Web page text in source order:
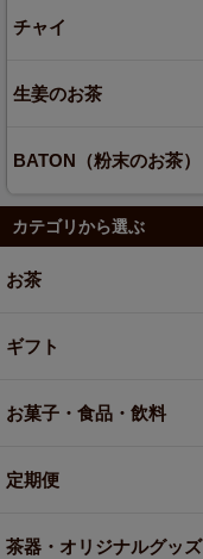
チャイ
生姜のお茶
BATON（粉末のお茶）
カテゴリから選ぶ
お茶
ギフト
お菓子・食品・飲料
定期便
茶器・オリジナルグッズ